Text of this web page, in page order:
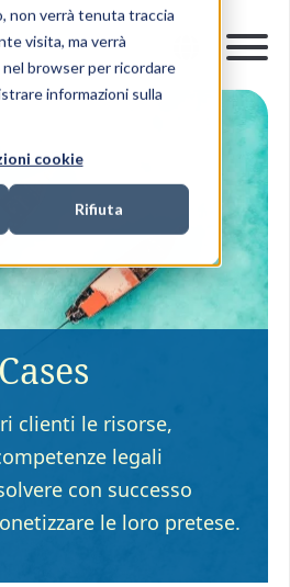
non verrà tenuta traccia
visita, ma verrà
browser per ricordare
informazioni sulla
cookie
Rifiuta
clienti le risorse,
legali
con successo
le loro pretese.